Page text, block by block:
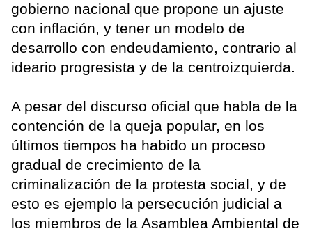
gobierno nacional que propone un ajuste
con inflación, y tener un modelo de
desarrollo con endeudamiento, contrario al
ideario progresista y de la centroizquierda.
A pesar del discurso oficial que habla de la
contención de la queja popular, en los
últimos tiempos ha habido un proceso
gradual de crecimiento de la
criminalización de la protesta social, y de
esto es ejemplo la persecución judicial a
los miembros de la Asamblea Ambiental de